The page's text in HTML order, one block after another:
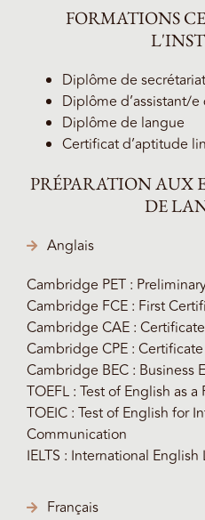
FORMATIONS
Diplôme de secrétariat
Diplôme d’assistant/
Diplôme de langue
Certificat d’aptitude
PRÉPARATION AUX
DE
Anglais
Cambridge PET :
Cambridge FCE : First
Cambridge CAE :
Cambridge CPE :
Cambridge BEC : Business
TOEFL : Test of English as
TOEIC : Test of English for
Communication
IELTS : International
Français